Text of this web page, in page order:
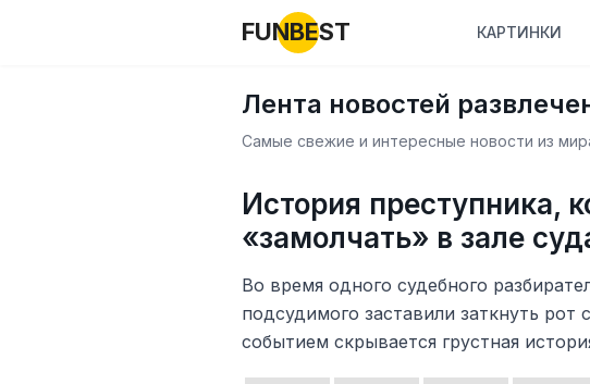
FUNBEST КАРТИНКИ
Лента новостей
Самые свежие и интересные новости из
История преступника,
«замолчать» в зале
Во время одного судебного
подсудимого заставили заткнуть
событием скрывается грустная